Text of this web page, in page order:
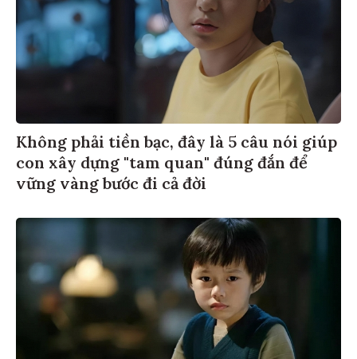
Không phải tiền bạc, đây là 5 câu nói giúp
con xây dựng "tam quan" đúng đắn để
vững vàng bước đi cả đời